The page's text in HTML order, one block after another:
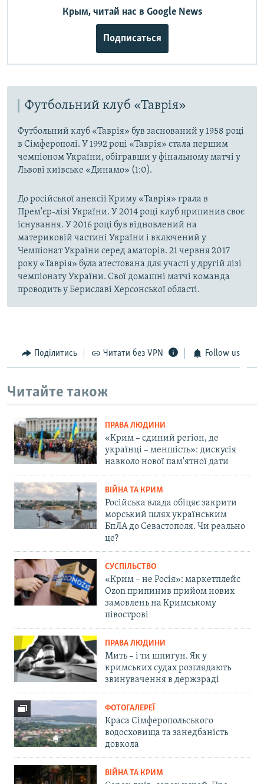
Крым, читай нас в Google News
Подписаться
Футбольний клуб «Таврія»
Футбольний клуб «Таврія» був заснований у 1958 році
в Сімферополі. У 1992 році «Таврія» стала першим
чемпіоном України, обігравши у фінальному матчі у
Львові київське «Динамо» (1:0).
До російської анексії Криму «Таврія» грала в
Прем'єр-лізі України. У 2014 році клуб припинив своє
існування. У 2016 році був відновлений на
материковій частині України і включений у
Чемпіонат України серед аматорів. 21 червня 2017
року «Таврія» була атестована для участі у другій лізі
чемпіонату України. Свої домашні матчі команда
проводить у Бериславі Херсонської області.
Поділитись Читати без VPN Follow us
Читайте також
ПРАВА ЛЮДИНИ
«Крим – єдиний регіон, де
українці – меншість»: дискусія
навколо нової пам'ятної дати
ВІЙНА ТА КРИМ
Російська влада обіцяє закрити
морський шлях українським
БпЛА до Севастополя. Чи реально
це?
СУСПІЛЬСТВО
«Крим – не Росія»: маркетплейс
Ozon припинив прийом нових
замовлень на Кримському
півострові
ПРАВА ЛЮДИНИ
Мить – і ти шпигун. Як у
кримських судах розглядають
звинувачення в держзраді
ФОТОГАЛЕРЕЇ
Краса Сімферопольського
водосховища та занедбаність
довкола
ВІЙНА ТА КРИМ